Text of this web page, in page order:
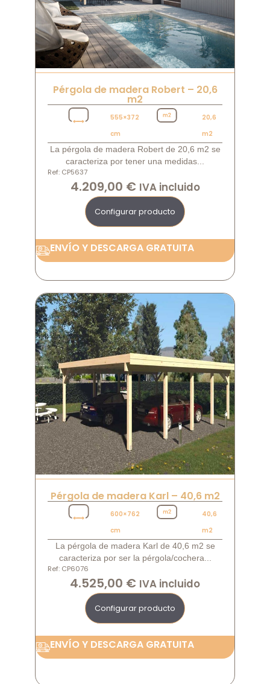
Pérgola de madera Robert – 20,6
m2
555×372
cm
20,6
m2
La pérgola de madera Robert de 20,6 m2 se
caracteriza por tener una medidas...
Ref: CP5637
4.209,00 € IVA incluido
Configurar producto
ENVÍO Y DESCARGA GRATUITA
Pérgola de madera Karl – 40,6 m2
600×762
cm
40,6
m2
La pérgola de madera Karl de 40,6 m2 se
caracteriza por ser la pérgola/cochera...
Ref: CP6076
4.525,00 € IVA incluido
Configurar producto
ENVÍO Y DESCARGA GRATUITA